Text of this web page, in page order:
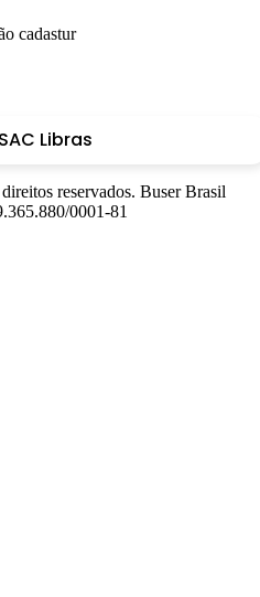
SAC Libras
reservados. Buser Brasil
0001-81